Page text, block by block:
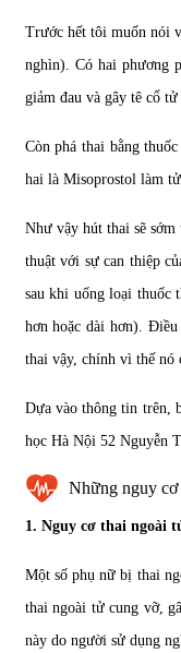
Trước hết tôi muốn nói
nghìn). Có hai phương
giảm đau và gây tê cổ
Còn phá thai bằng
hai là Misoprostol làm
Như vậy hút thai sẽ
thuật với sự can thiệp
sau khi uống loại thuốc
hơn hoặc dài hơn).
thai vậy, chính vì thế nó
Dựa vào thông tin trên,
học Hà Nội 52 Nguyễn
Những nguy cơ
1. Nguy cơ thai ngoài
Một số phụ nữ bị thai
thai ngoài tử cung vỡ,
này do người sử dụng